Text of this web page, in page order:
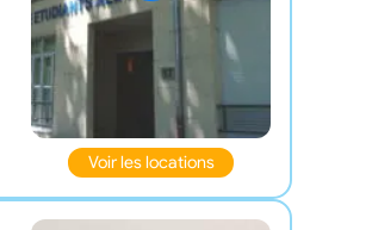
Voir les locations